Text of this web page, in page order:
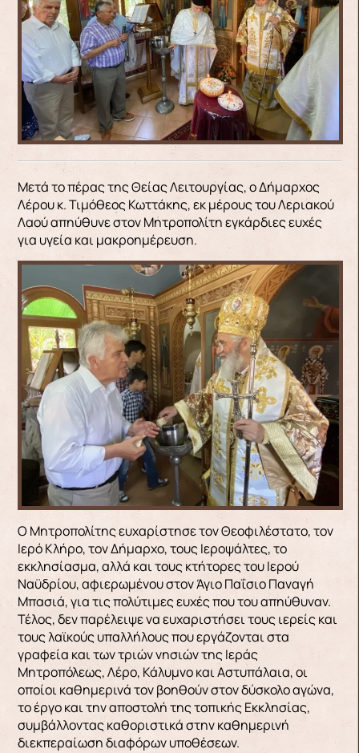
Μετά το πέρας της Θείας Λειτουργίας, ο Δήμαρχος
Λέρου κ. Τιμόθεος Κωττάκης, εκ μέρους του Λεριακού
Λαού απηύθυνε στον Μητροπολίτη εγκάρδιες ευχές
για υγεία και μακροημέρευση.
Ο Μητροπολίτης ευχαρίστησε τον Θεοφιλέστατο, τον
Ιερό Κλήρο, τον Δήμαρχο, τους Ιεροψάλτες, το
εκκλησίασμα, αλλά και τους κτήτορες του Ιερού
Ναϋδρίου, αφιερωμένου στον Άγιο Παΐσιο Παναγή
Μπασιά, για τις πολύτιμες ευχές που του απηύθυναν.
Τέλος, δεν παρέλειψε να ευχαριστήσει τους ιερείς και
τους λαϊκούς υπαλλήλους που εργάζονται στα
γραφεία και των τριών νησιών της Ιεράς
Μητροπόλεως, Λέρο, Κάλυμνο και Αστυπάλαια, οι
οποίοι καθημερινά τον βοηθούν στον δύσκολο αγώνα,
το έργο και την αποστολή της τοπικής Εκκλησίας,
συμβάλλοντας καθοριστικά στην καθημερινή
διεκπεραίωση διαφόρων υποθέσεων.